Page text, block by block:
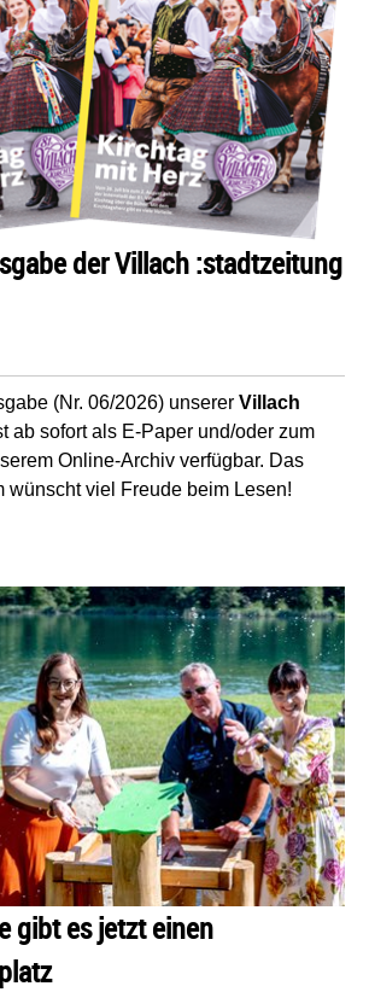
der Villach :stadtzeitung
(Nr. 06/2026) unserer Villach
ab sofort als E-Paper und/oder zum
Online-Archiv verfügbar. Das
wünscht viel Freude beim Lesen!
neue Ausgabe der Villach
gibt es jetzt einen